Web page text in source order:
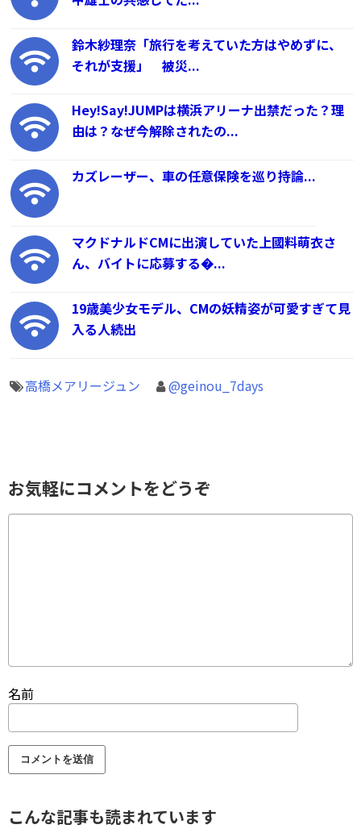
鈴木紗理奈「旅行を考えていた方はやめずに、
それが支援」 被災...
Hey!Say!JUMPは横浜アリーナ出禁だった？理
由は？なぜ今解除されたの...
カズレーザー、車の任意保険を巡り持論...
マクドナルドCMに出演していた上國料萌衣さ
ん、バイトに応募する�...
19歳美少女モデル、CMの妖精姿が可愛すぎて見
入る人続出
高橋メアリージュン @geinou_7days
お気軽にコメントをどうぞ
名前
こんな記事も読まれています